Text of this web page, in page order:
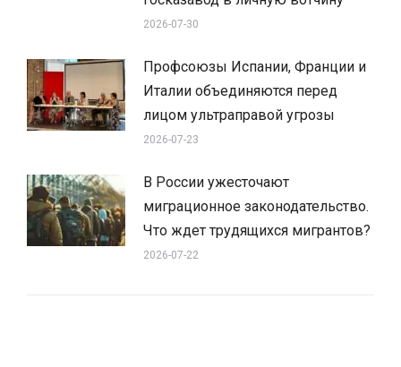
2026-07-30
Профсоюзы Испании, Франции и
Италии объединяются перед
лицом ультраправой угрозы
2026-07-23
В России ужесточают
миграционное законодательство.
Что ждет трудящихся мигрантов?
2026-07-22